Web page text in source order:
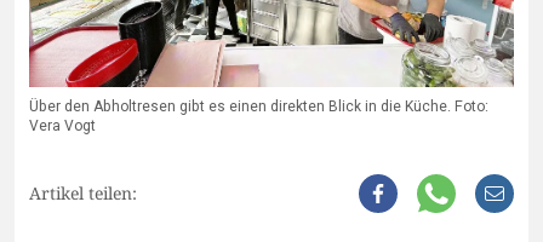
Über den Abholtresen gibt es einen direkten Blick in die Küche. Foto:
Vera Vogt
Artikel teilen: